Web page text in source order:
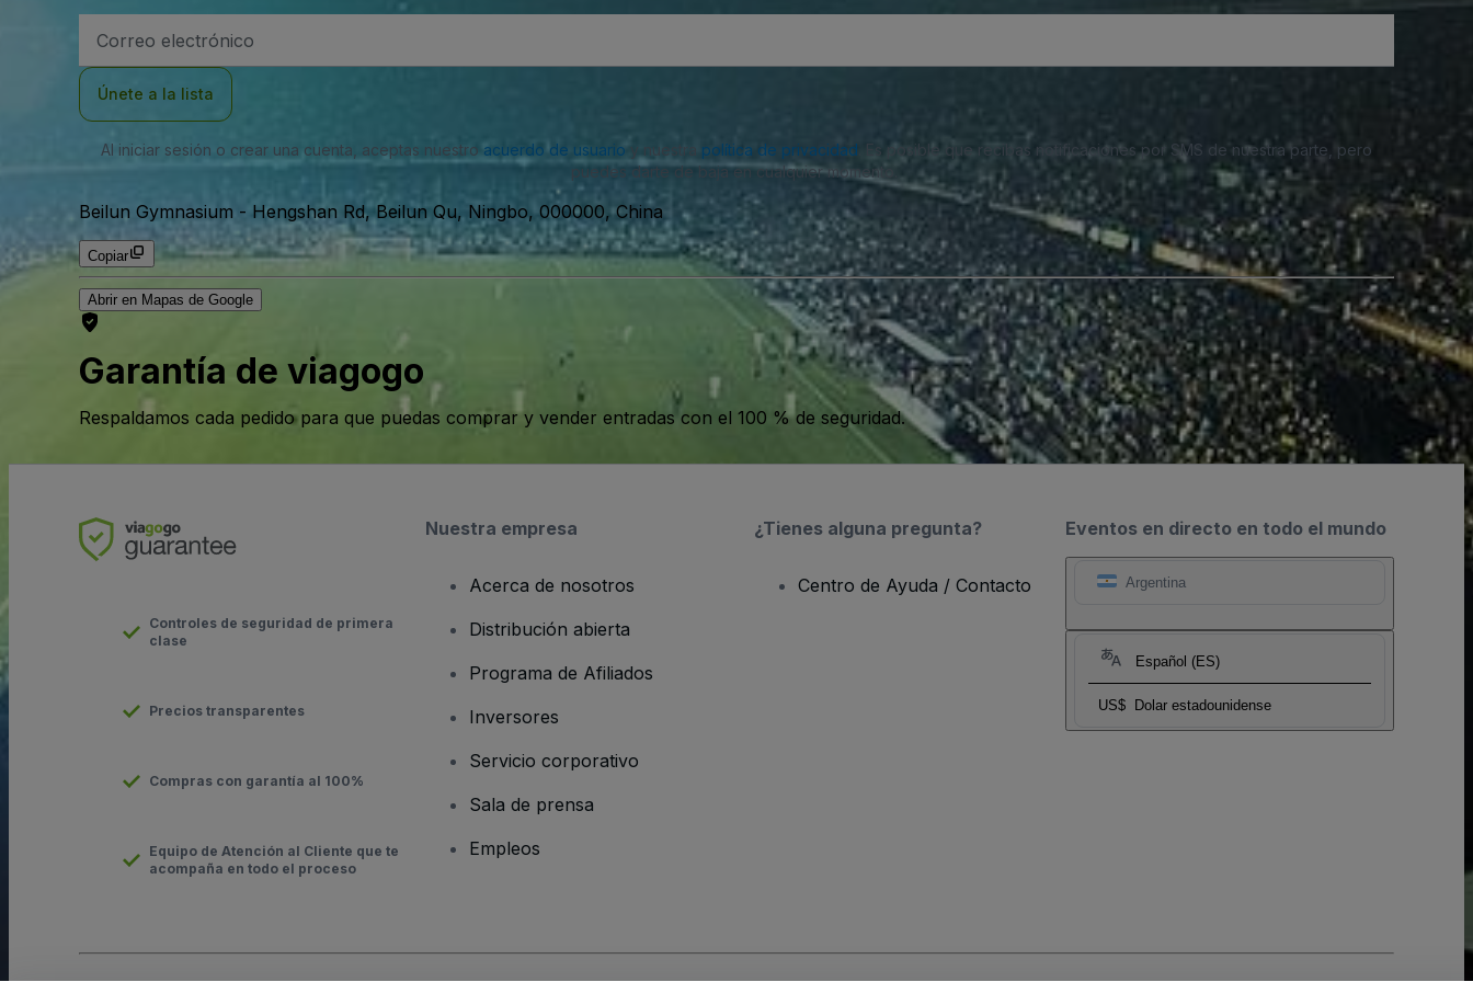
de
Únete a la lista
Al iniciar sesión o crear una cuenta, aceptas nuestro acuerdo de usuarioy nuestra política de privacidad . Es posible que recibas notificaciones por SMS de nuestra parte, pero
puedes darte de baja en cualquier momento.
Beilun Gymnasium - Hengshan Rd, Beilun Qu, Ningbo, 000000, China
Copiar
Abrir en Mapas de Google
Garantía de viagogo
Respaldamos cada pedido para que puedas comprar y vender entradas con el 100 % de seguridad.
Eventos en directo en todo el mundo
Argentina
Español (ES)
US$ Dolar estadounidense
Controles de seguridad de primera
clase
Precios transparentes
Compras con garantía al 100%
Equipo de Atención al Cliente que te
acompaña en todo el proceso
Nuestra empresa
Acerca de nosotros
Distribución abierta
Programa de Afiliados
Inversores
Servicio corporativo
Sala de prensa
Empleos
¿Tienes alguna pregunta?
Centro de Ayuda / Contacto